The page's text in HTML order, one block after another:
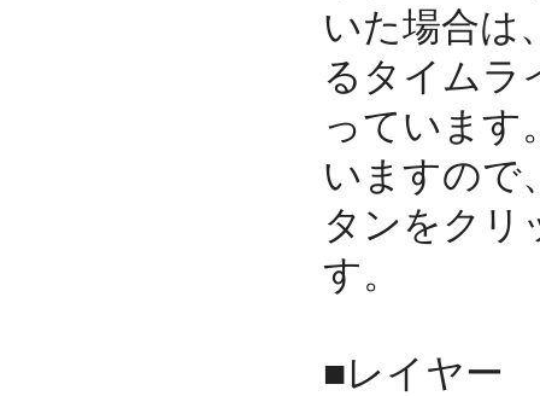
いた場合は
るタイムラ
っています
いますので
タンをクリ
す。
■レイヤー